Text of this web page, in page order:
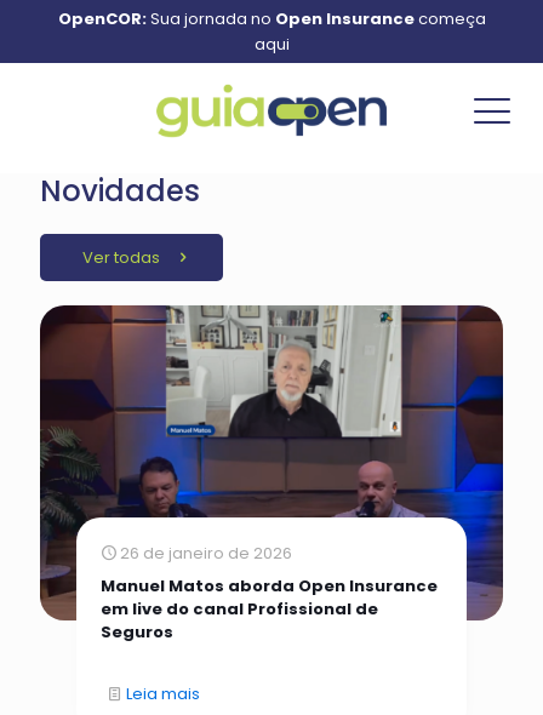
OpenCOR:Sua jornada no Open Insurancecomeça
aqui
Novidades
Ver todas
26 de janeiro de 2026
Manuel Matos aborda Open Insurance
em live do canal Profissional de
Seguros
Leia mais